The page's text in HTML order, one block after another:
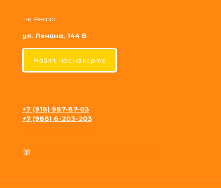
г-к. Анапа
ул. Ленина, 144 Б
Найти нас на карте
+7 (918) 987-87-03
+7 (988) 6-203-203